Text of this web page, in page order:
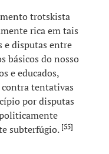
trotskista
rica em tais
e disputas entre
básicos do nosso
e educados,
tentativas
por disputas
subterfúgio. [55]